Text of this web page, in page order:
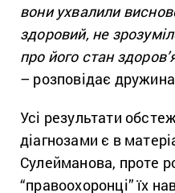
вони ухвалили
здоровий, не
про його стан
– розповідає дружина
Усі результати
діагнозами є в
Сулейманова, проте
“правоохоронці” їх